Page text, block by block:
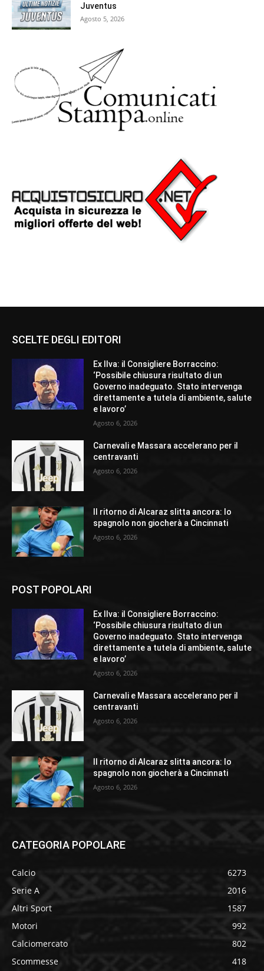
Juventus
Agosto 5, 2026
SCELTE DEGLI EDITORI
Ex Ilva: il Consigliere Borraccino:
‘Possibile chiusura risultato di un
Governo inadeguato. Stato intervenga
direttamente a tutela di ambiente, salute
e lavoro’
Agosto 6, 2026
Carnevali e Massara accelerano per il
centravanti
Agosto 6, 2026
Il ritorno di Alcaraz slitta ancora: lo
spagnolo non giocherà a Cincinnati
Agosto 6, 2026
POST POPOLARI
Ex Ilva: il Consigliere Borraccino:
‘Possibile chiusura risultato di un
Governo inadeguato. Stato intervenga
direttamente a tutela di ambiente, salute
e lavoro’
Agosto 6, 2026
Carnevali e Massara accelerano per il
centravanti
Agosto 6, 2026
Il ritorno di Alcaraz slitta ancora: lo
spagnolo non giocherà a Cincinnati
Agosto 6, 2026
CATEGORIA POPOLARE
Calcio
6273
Serie A
2016
Altri Sport
1587
Motori
992
Calciomercato
802
Scommesse
418